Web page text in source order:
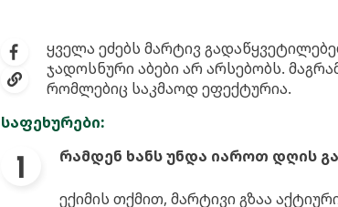
ყველა ეძებს მარტივ
ჯადოსნური აბები არ არსებობს.
რომლებიც საკმაოდ ეფექტურია.
საფეხურები:
რამდენ ხანს უნდა იაროთ დღის
ექიმის თქმით, მარტივი გზაა